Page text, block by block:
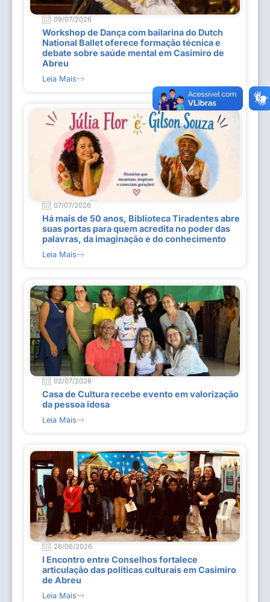
09/07/2026
Workshop de Dança com bailarina do Dutch
National Ballet oferece formação técnica e
debate sobre saúde mental em Casimiro de
Abreu
Leia Mais
07/07/2026
Há mais de 50 anos, Biblioteca Tiradentes abre
suas portas para quem acredita no poder das
palavras, da imaginação e do conhecimento
Leia Mais
02/07/2026
Casa de Cultura recebe evento em valorização
da pessoa idosa
Leia Mais
26/06/2026
I Encontro entre Conselhos fortalece
articulação das políticas culturais em Casimiro
de Abreu
Leia Mais